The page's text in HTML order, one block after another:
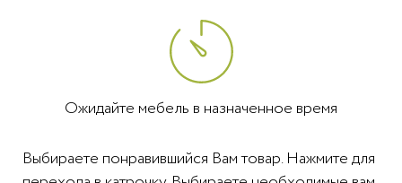
Ожидайте мебель в назначенное время
Выбираете понравившийся Вам товар. Нажмите для